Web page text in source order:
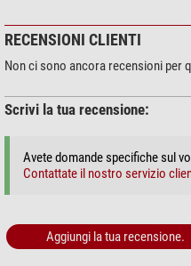
Tempo min. d'esposizione (ms)
Tempo di esposizione max. (ms)
Sensibilità (mV/s)
Software
Generale
Larghezza (mm)
Serie
RECENSIONI CLIENTI
Non ci sono ancora recensioni per
Scrivi la tua recensione:
Avete domande specifiche sul
Contattate il nostro servizio
Aggiungi la tua recensione.